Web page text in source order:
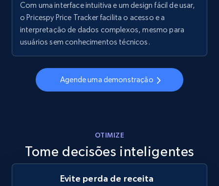
Walmart - products - Collects products by
specific keywords
URL, Final price, Sku, Currency, Gtin,
Specifications, Image urls, Top reviews, and
using sku numbers
Com uma interface intuitiva e um design fácil de usar,
o Pricespy Price Tracker facilita o acesso e a
interpretação de dados complexos, mesmo para
usuários sem conhecimentos técnicos.
Agende uma demonstração
OTIMIZE
Tome decisões inteligentes
Evite perda de receita